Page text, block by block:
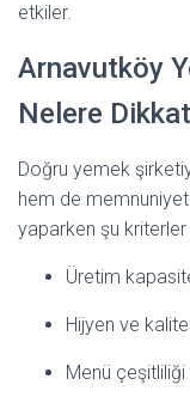
etkiler.
Arnavutköy
Nelere
Doğru yemek
hem de memnuniyet
yaparken şu kriterler
Üretim
Hijyen ve
Menü